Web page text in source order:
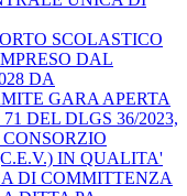
SCOLASTICO
DAL
DA
GARA APERTA
DEL DLGS 36/2023,
IN QUALITA'
DI COMMITTENZA